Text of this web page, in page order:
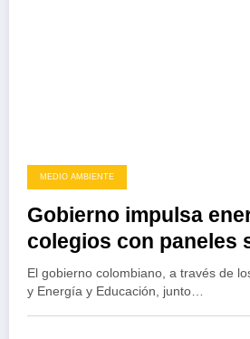
MEDIO AMBIENTE
Gobierno impulsa
colegios con paneles
El gobierno colombiano, a través de
y Energía y Educación, junto…